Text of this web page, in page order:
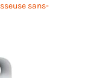
sans-